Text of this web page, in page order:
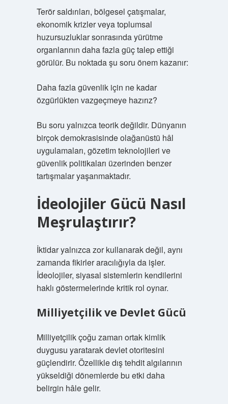
Terör saldırıları, bölgesel çatışmalar,
ekonomik krizler veya toplumsal
huzursuzluklar sonrasında yürütme
organlarının daha fazla güç talep ettiği
görülür. Bu noktada şu soru önem kazanır:
Daha fazla güvenlik için ne kadar
özgürlükten vazgeçmeye hazırız?
Bu soru yalnızca teorik değildir. Dünyanın
birçok demokrasisinde olağanüstü hâl
uygulamaları, gözetim teknolojileri ve
güvenlik politikaları üzerinden benzer
tartışmalar yaşanmaktadır.
İdeolojiler Gücü Nasıl
Meşrulaştırır?
İktidar yalnızca zor kullanarak değil, aynı
zamanda fikirler aracılığıyla da işler.
İdeolojiler, siyasal sistemlerin kendilerini
haklı göstermelerinde kritik rol oynar.
Milliyetçilik ve Devlet Gücü
Milliyetçilik çoğu zaman ortak kimlik
duygusu yaratarak devlet otoritesini
güçlendirir. Özellikle dış tehdit algılarının
yükseldiği dönemlerde bu etki daha
belirgin hâle gelir.